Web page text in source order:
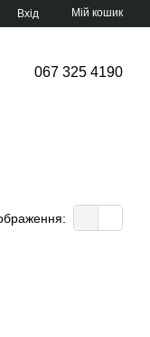
Вхід Мій кошик
067 325 4190